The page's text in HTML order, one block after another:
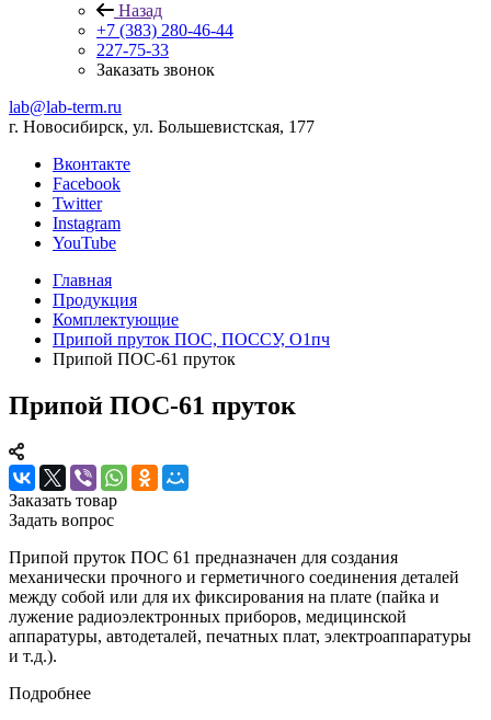
Назад
+7 (383) 280-46-44
227-75-33
Заказать звонок
lab@lab-term.ru
г. Новосибирск, ул. Большевистская, 177
Вконтакте
Facebook
Twitter
Instagram
YouTube
Главная
Продукция
Комплектующие
Припой пруток ПОС, ПОССУ, О1пч
Припой ПОС-61 пруток
Припой ПОС-61 пруток
Заказать товар
Задать вопрос
Припой пруток ПОС 61 предназначен для создания
механически прочного и герметичного соединения деталей
между собой или для их фиксирования на плате (пайка и
лужение радиоэлектронных приборов, медицинской
аппаратуры, автодеталей, печатных плат, электроаппаратуры
и т.д.).
Подробнее